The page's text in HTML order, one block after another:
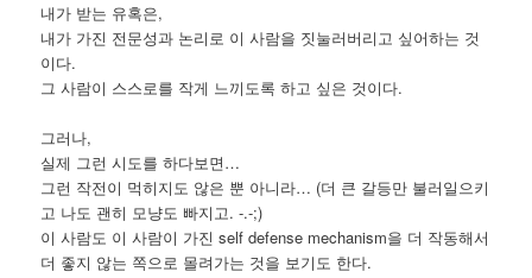
내가 받는 유혹은,
내가 가진 전문성과 논리로 이 사람을 짓눌러버리고 싶어하는 것
이다.
그 사람이 스스로를 작게 느끼도록 하고 싶은 것이다.
그러나,
실제 그런 시도를 하다보면…
그런 작전이 먹히지도 않은 뿐 아니라… (더 큰 갈등만 불러일으키
고 나도 괜히 모냥도 빠지고. -.-;)
이 사람도 이 사람이 가진 self defense mechanism을 더 작동해서
더 좋지 않는 쪽으로 몰려가는 것을 보기도 한다.